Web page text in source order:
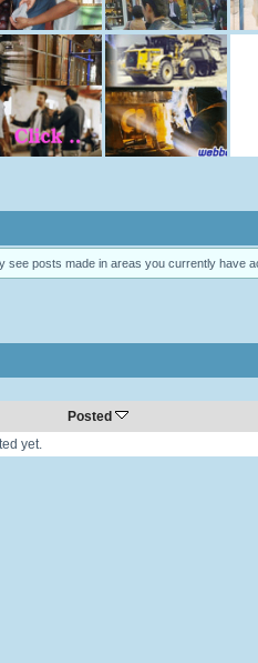
see posts made in areas you currently have
Posted
yet.